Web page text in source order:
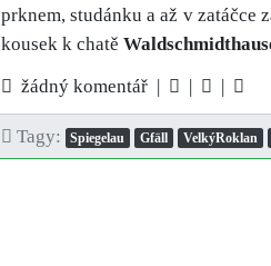
prknem, studánku a až v zatáčce
kousek k chatě
žádný komentář | | |
Tagy: Spiegelau Gfäll VelkýRoklan